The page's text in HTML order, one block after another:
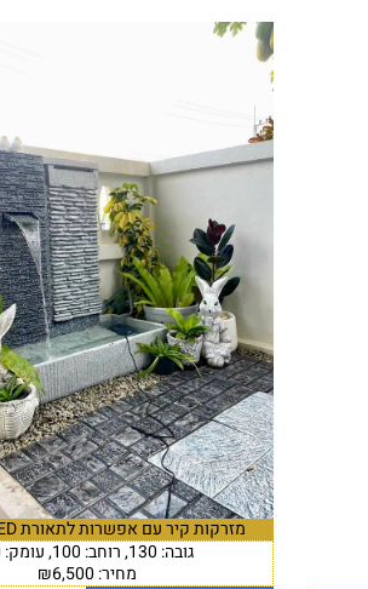
מזרקות קיר עם אפשרות לתאורת LED צבעונית
גובה: 130, רוחב: 100, עומק: 60
מחיר: ₪6,500